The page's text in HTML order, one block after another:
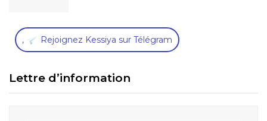
, Rejoignez Kessiya sur Télégram
Lettre d’information